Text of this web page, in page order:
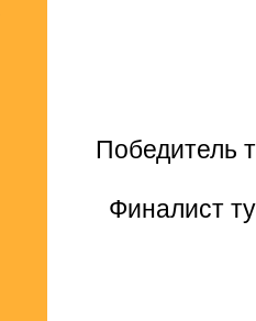
Победитель
Финалист